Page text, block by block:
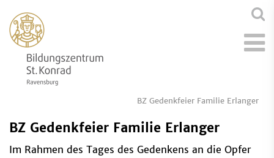
BZ Gedenkfeier Familie Erlanger
BZ Gedenkfeier Familie Erlanger
Im Rahmen des Tages des Gedenkens an die Opfer